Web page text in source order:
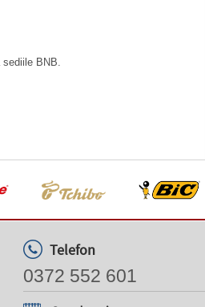
sediile BNB.
Telefon
0372 552 601